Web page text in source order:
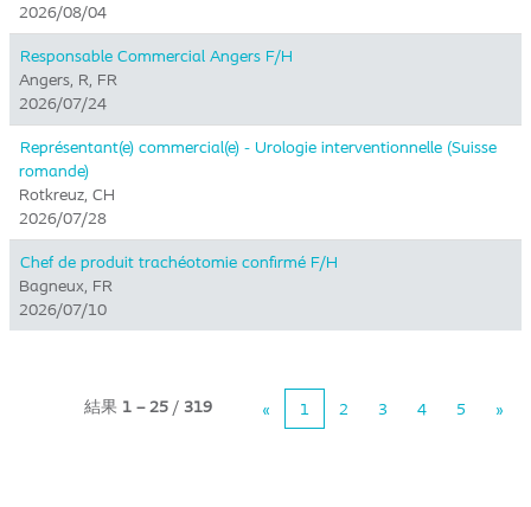
2026/08/04
Responsable Commercial Angers F/H
Angers, R, FR
2026/07/24
Représentant(e) commercial(e) - Urologie interventionnelle (Suisse
romande)
Rotkreuz, CH
2026/07/28
Chef de produit trachéotomie confirmé F/H
Bagneux, FR
2026/07/10
結果 1 – 25 / 319 « 1 2 3 4 5 »